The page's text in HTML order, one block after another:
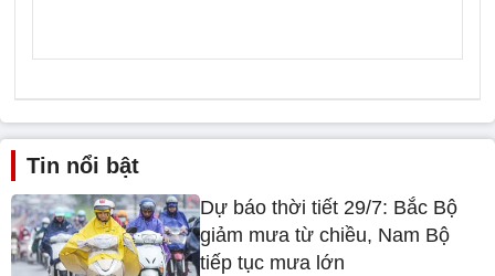
Tin nổi bật
Dự báo thời tiết 29/7: Bắc Bộ
giảm mưa từ chiều, Nam Bộ
tiếp tục mưa lớn